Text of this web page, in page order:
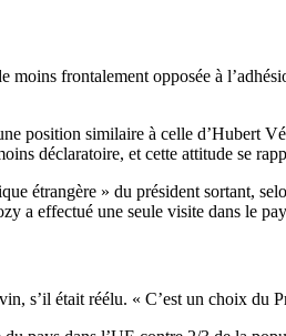
frontalement opposée à
position similaire à celle d’Hubert
déclaratoire, et cette attitude se
étrangère » du président sortant,
a effectué une seule visite dans le
s’il était réélu. « C’est un choix